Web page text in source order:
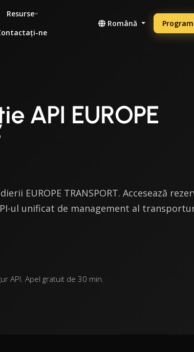
Resurse
ne
Română
API EUROPE
EUROPE TRANSPORT. Accesează
ul unificat de management al
API. Apel gratuit de 30 min.